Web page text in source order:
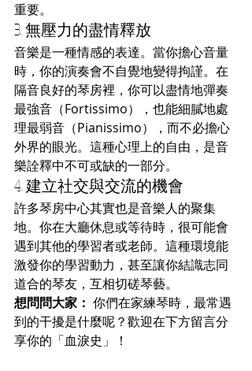
重要。
3. 無壓力的盡情釋放
音樂是一種情感的表達。當你擔心音量
時，你的演奏會不自覺地變得拘謹。在
隔音良好的琴房裡，你可以盡情地彈奏
最強音（Fortissimo），也能細膩地處
理最弱音（Pianissimo），而不必擔心
外界的眼光。這種心理上的自由，是音
樂詮釋中不可或缺的一部分。
4. 建立社交與交流的機會
許多琴房中心其實也是音樂人的聚集
地。你在大廳休息或等待時，很可能會
遇到其他的學習者或老師。這種環境能
激發你的學習動力，甚至讓你結識志同
道合的琴友，互相切磋琴藝。
想問問大家： 你們在家練琴時，最常遇
到的干擾是什麼呢？歡迎在下方留言分
享你的「血淚史」！